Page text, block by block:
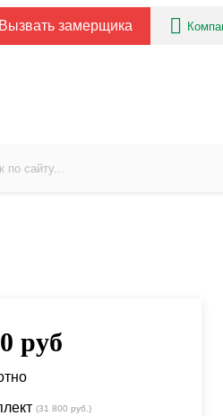
замерщика
руб
(31 800 руб.)